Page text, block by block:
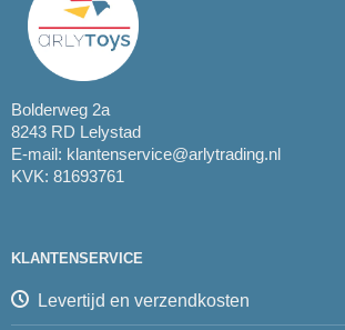
Bolderweg 2a
8243 RD Lelystad
E-mail: klantenservice@arlytrading.nl
KVK: 81693761
KLANTENSERVICE
Levertijd en verzendkosten